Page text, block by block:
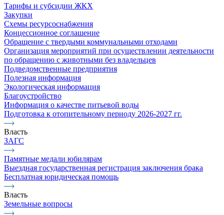
Тарифы и субсидии ЖКХ
Закупки
Схемы ресурсоснабжения
Концессионное соглашение
Обращение с твердыми коммунальными отходами
Организация мероприятий при осуществлении деятельности
по обращению с животными без владельцев
Подведомственные предприятия
Полезная информация
Экологическая информация
Благоустройство
Информация о качестве питьевой воды
Подготовка к отопительному периоду 2026-2027 гг.
Власть
ЗАГС
Памятные медали юбилярам
Выездная государственная регистрация заключения брака
Бесплатная юридическая помощь
Власть
Земельные вопросы